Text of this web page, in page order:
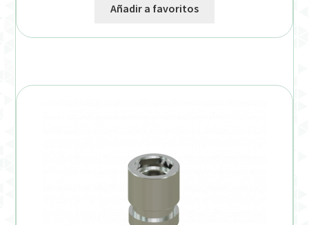
Añadir a favoritos